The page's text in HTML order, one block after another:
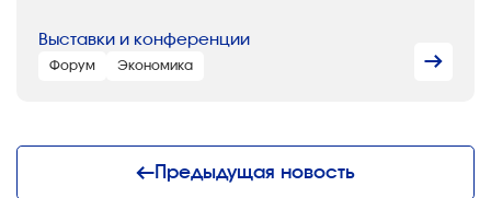
Выставки и конференции
Форум Экономика
Предыдущая новость